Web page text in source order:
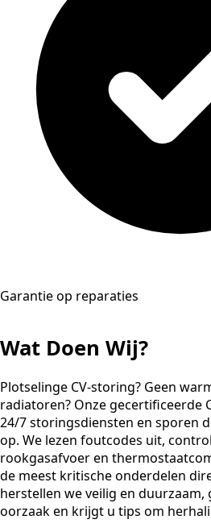
Garantie op reparaties
Wat Doen Wij?
Plotselinge CV-storing? Geen
radiatoren? Onze gecertificeerde
24/7 storingsdiensten en sporen
op. We lezen foutcodes uit,
rookgasafvoer en
de meest kritische onderdelen
herstellen we veilig en duurzaam,
oorzaak en krijgt u tips om